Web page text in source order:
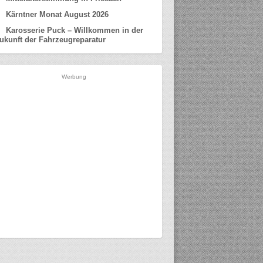
Kärntner Monat August 2026
Karosserie Puck – Willkommen in der
der Fahrzeugreparatur
Werbung